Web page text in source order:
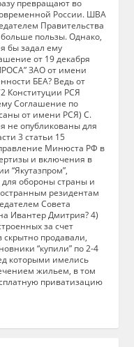
превращают во
России. ШВА
Правительства
пользы. Однако,
бы задал ему
от 19 декабря
ЗАО от имени
БЕА? Ведь от
Конституции РСЯ
Соглашение по
от имени РСЯ) С.
не опубликованы для
3 статьи 15
Минюста РФ в
и включения в
“Якутазпром”,
обороны страны и
резидентам
Совета
Ивантер Дмитрия? 4)
за счет
скрытно продавали,
“купили” по 2-4
которыми имелись
жильем, в том
приватизацию